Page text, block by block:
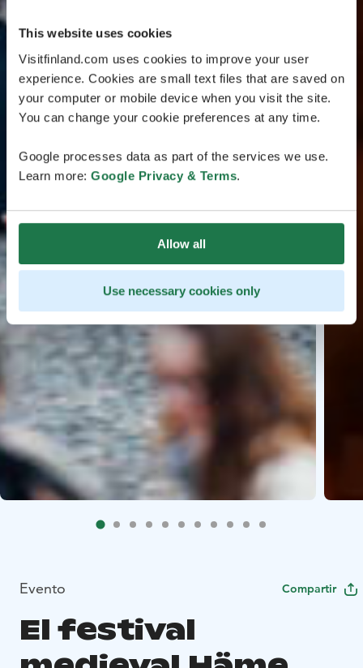
This website uses cookies
Visitfinland.com uses cookies to improve your user
experience. Cookies are small text files that are saved on
your computer or mobile device when you visit the site.
You can change your cookie preferences at any time.
Google processes data as part of the services we use.
Learn more: Google Privacy & Terms.
Allow all
Use necessary cookies only
Evento Compartir
El festival